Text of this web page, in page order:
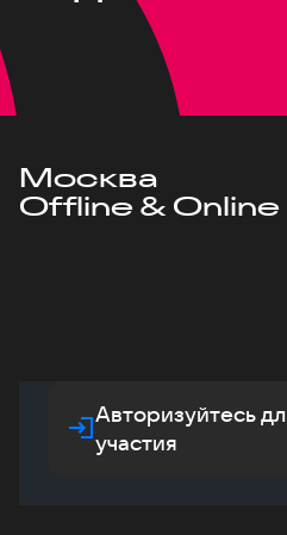
Москва
Offline & Online
Авторизуйтесь
участия